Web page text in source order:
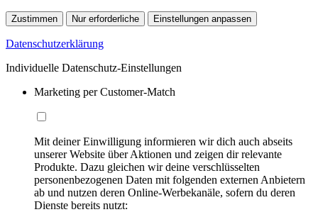
Zustimmen Nur erforderliche Einstellungen anpassen
Datenschutzerklärung
Individuelle Datenschutz-Einstellungen
Marketing per Customer-Match
Mit deiner Einwilligung informieren wir dich auch abseits
unserer Website über Aktionen und zeigen dir relevante
Produkte. Dazu gleichen wir deine verschlüsselten
personenbezogenen Daten mit folgenden externen Anbietern
ab und nutzen deren Online-Werbekanäle, sofern du deren
Dienste bereits nutzt: